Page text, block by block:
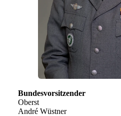
Bundesvorsitzender
Oberst
André Wüstner